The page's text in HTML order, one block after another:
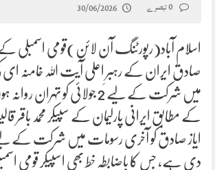
30/06/2026
اسلام آباد(رپورٹنگ آن لائن)قومی اسمبلی کے
صادق ایران کے رہبرِ اعلی آیت اللہ خامنہ
میں شرکت کے لیے 2 جولائی کو
کے مطابق ایرانی پارلیمان کے سپیکر محمد باقر
ایاز صادق کو آخری رسومات میں شرکت کے
دی ہے، جس کا باضابطہ خط بھی اسپیکر قومی